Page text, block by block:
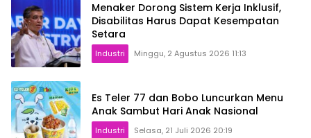
Menaker Dorong Sistem Kerja Inklusif,
Disabilitas Harus Dapat Kesempatan
Setara
Industri Minggu, 2 Agustus 2026 11:13
Es Teler 77 dan Bobo Luncurkan Menu
Anak Sambut Hari Anak Nasional
Industri Selasa, 21 Juli 2026 20:19